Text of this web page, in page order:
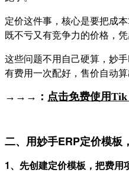
定价这件事，核心是要把成
既不亏又有竞争力的价格，凭
这些问题不用自己硬算，妙
有费用一次配好，售价自动
→→→： 点击免费使用
二、用妙手ERP定价模板
1、先创建定价模板，把费用